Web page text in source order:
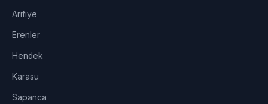
Arifiye
Erenler
Hendek
Karasu
Sapanca